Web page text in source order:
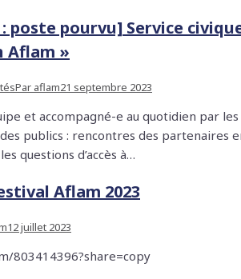
poste pourvu] Service
Aflam »
Par aflam21 septembre 2023
et accompagné-e au quotidien par
publics : rencontres des partenaires
questions d’accès à…
Aflam 2023
12 juillet 2023
803414396?share=copy